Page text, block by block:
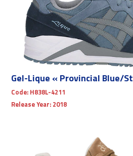
Gel-Lique « Provincial Blue/
Code: H838L-4211
Release Year: 2018